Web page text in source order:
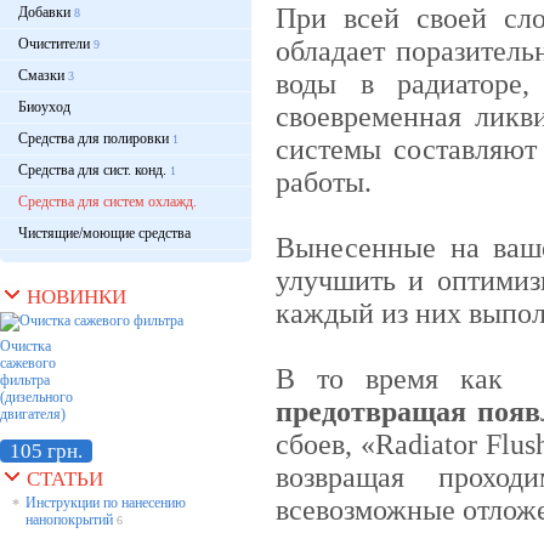
Добавки 8
Очистители 9
Смазки 3
Биоуход
Средства для полировки 1
Средства для сист. конд. 1
Средства для систем охлажд.
Чистящие/моющие средства
НОВИНКИ
Очистка
сажевого
фильтра
(дизельного
двигателя)
105 грн.
СТАТЬИ
* Инструкции по нанесению
нанопокрытий 6
При всей своей
обладает
воды в радиаторе,
своевременная
системы
работы.
Вынесенные на
улучшить и
каждый из них
В то время как
предотвращая
сбоев, «Radiator
возвращая
всевозможные